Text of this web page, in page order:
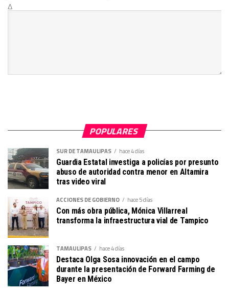
Δ
POPULARES
SUR DE TAMAULIPAS hace 4 días
Guardia Estatal investiga a policías por presunto
abuso de autoridad contra menor en Altamira
tras video viral
ACCIONES DE GOBIERNO hace 5 días
Con más obra pública, Mónica Villarreal
transforma la infraestructura vial de Tampico
TAMAULIPAS hace 4 días
Destaca Olga Sosa innovación en el campo
durante la presentación de Forward Farming de
Bayer en México